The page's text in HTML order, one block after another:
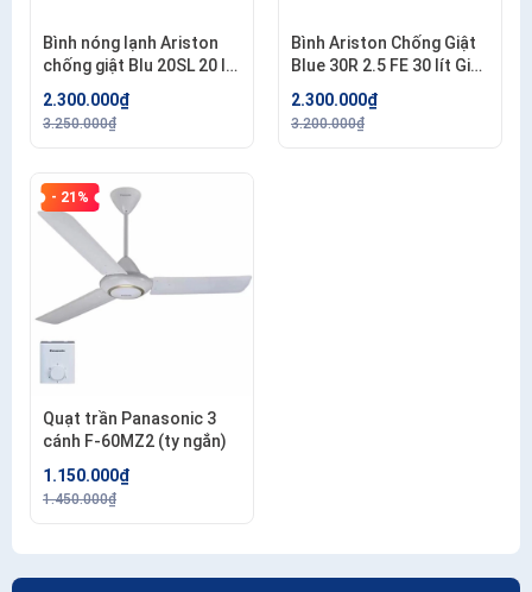
Bình nóng lạnh Ariston
chống giật Blu 20SL 20 lít
2.300.000₫
3.250.000₫
Bình Ariston Chống Giật
Blue 30R 2.5 FE 30 lít Giá
200.000đ/bình
2.300.000₫
3.200.000₫
- 21%
Quạt trần Panasonic 3
cánh F-60MZ2 (ty ngắn)
1.150.000₫
1.450.000₫